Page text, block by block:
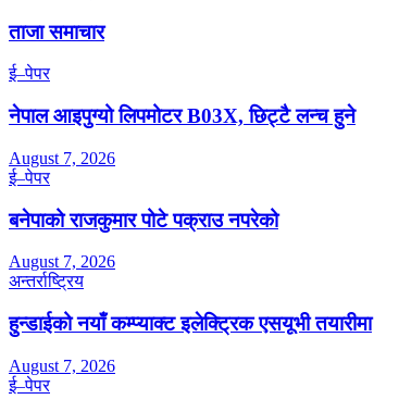
ताजा समाचार
ई–पेपर
नेपाल आइपुग्यो लिपमोटर B03X, छिट्टै लन्च हुने
August 7, 2026
ई–पेपर
बनेपाको राजकुमार पोटे पक्राउ नपरेको
August 7, 2026
अन्तर्राष्ट्रिय
हुन्डाईको नयाँ कम्प्याक्ट इलेक्ट्रिक एसयूभी तयारीमा
August 7, 2026
ई–पेपर